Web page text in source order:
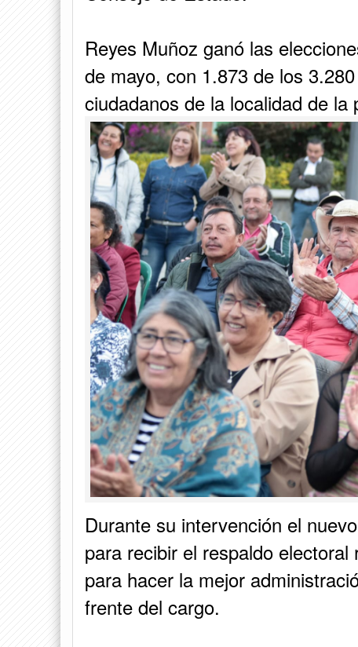
Reyes Muñoz ganó las
de mayo, con 1.873 de los
ciudadanos de la localidad de la
Durante su intervención el
para recibir el respaldo
para hacer la mejor
frente del cargo.